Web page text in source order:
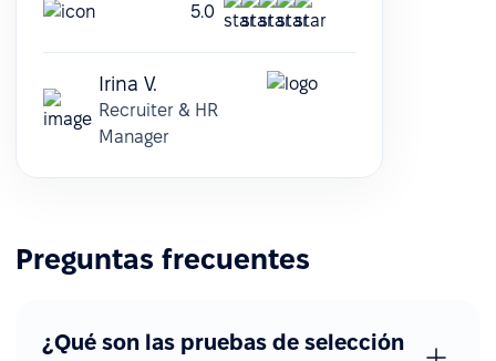
5.0
Irina V.
Recruiter & HR
Manager
Preguntas frecuentes
¿Qué son las pruebas de selección